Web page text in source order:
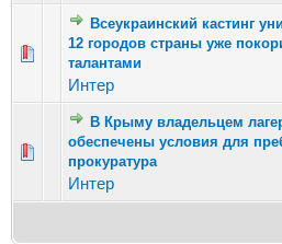
Всеукраинский кастинг
12 городов страны уже
талантами
Интер
Голосов: 8 - Средняя оценка: 2.63
12345
В Крыму владельцем
обеспечены условия для
прокуратура
Интер
Голосов: 4 - Средняя оценка: 2.25
1 2345